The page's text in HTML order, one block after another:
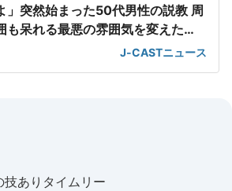
」突然始まった50代男性の説教 周
も呆れる最悪の雰囲気を変えた
J-CASTニュース
ありタイムリー